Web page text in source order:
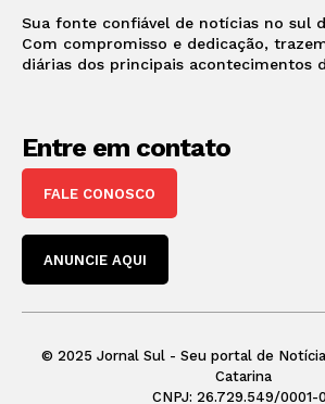
Sua fonte confiável de notícias no sul
Com compromisso e dedicação,
diárias dos principais acontecimentos
Entre em contato
FALE CONOSCO
ANUNCIE AQUI
© 2025 Jornal Sul - Seu portal de
Catarina
CNPJ: 26.729.549/0001-